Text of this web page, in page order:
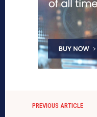
PREVIOUS ARTICLE